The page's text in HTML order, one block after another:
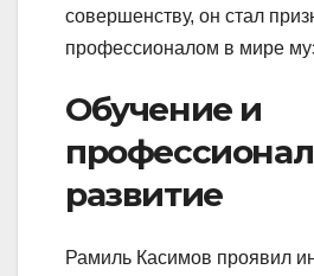
совершенству, он стал
профессионалом в мире
Обучение и
развитие
Рамиль Касимов проявил